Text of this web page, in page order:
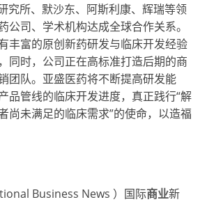
究所、默沙东、阿斯利康、辉瑞等领
公司、学术机构达成全球合作关系。
丰富的原创新药研发与临床开发经验
同时，公司正在高标准打造后期的商
团队。亚盛医药将不断提高研发能
品管线的临床开发进度，真正践行“解
尚未满足的临床需求”的使命，以造福
Business News ）国际商业新